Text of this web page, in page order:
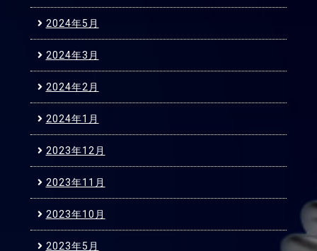
2024年5月
2024年3月
2024年2月
2024年1月
2023年12月
2023年11月
2023年10月
2023年5月